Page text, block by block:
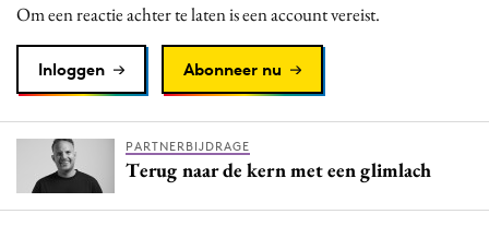
Om een reactie achter te laten is een account vereist.
Inloggen Abonneer nu
PARTNERBIJDRAGE
Terug naar de kern met een glimlach